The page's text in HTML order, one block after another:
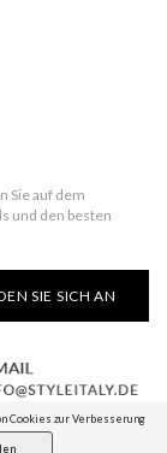
Sie auf dem
und den besten
SIE SICH AN
Cookies zur Verbesserung